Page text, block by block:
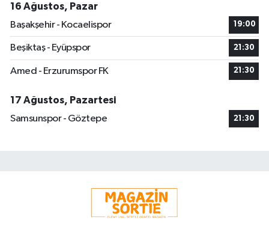
16 Ağustos, Pazar
Başakşehir - Kocaelispor
19:00
Beşiktaş - Eyüpspor 21:30
Amed - Erzurumspor FK 21:30
17 Ağustos, Pazartesi
Samsunspor - Göztepe
21:30